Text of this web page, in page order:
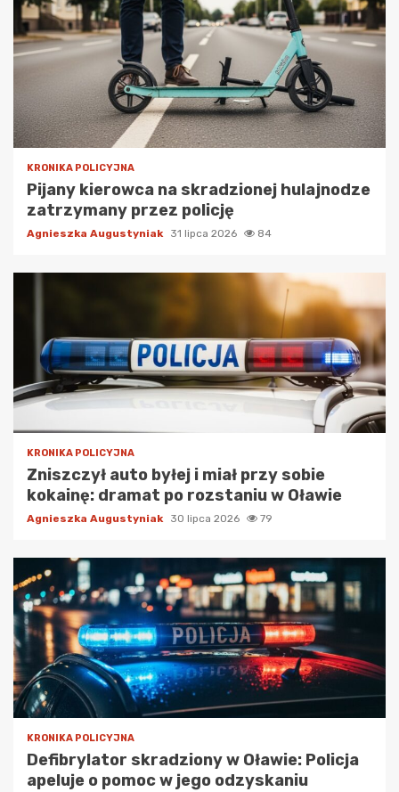
KRONIKA POLICYJNA
Pijany kierowca na skradzionej hulajnodze
zatrzymany przez policję
Agnieszka Augustyniak 31 lipca 2026 84
KRONIKA POLICYJNA
Zniszczył auto byłej i miał przy sobie
kokainę: dramat po rozstaniu w Oławie
Agnieszka Augustyniak 30 lipca 2026 79
KRONIKA POLICYJNA
Defibrylator skradziony w Oławie: Policja
apeluje o pomoc w jego odzyskaniu